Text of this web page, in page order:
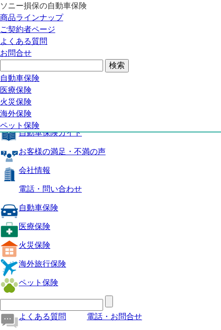
ソニー損保の自動車保険
商品ラインナップ
ご契約者ページ
よくある質問
お問合せ
自動車保険
医療保険
火災保険
海外保険
ペット保険
自動車保険トップ
商品の特長
補償内容
自動車保険ガイド
お客様の満足・不満の声
自動車保険トップ
商品の特長
補償内容
自動車保険ガイド
お客様の満足・不満の声
会社情報
電話・問い合わせ
自動車保険
医療保険
火災保険
海外旅行保険
ペット保険
よくある質問 電話・お問合せ